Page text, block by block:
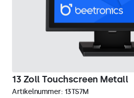
13 Zoll Touchscreen Metall
Artikelnummer: 13TS7M